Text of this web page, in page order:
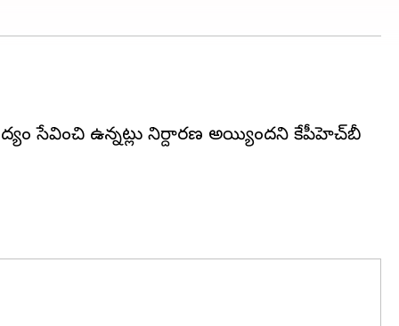
సేవించి ఉన్నట్లు నిర్దారణ అయ్యిందని కేపీహెచ్‌బీ